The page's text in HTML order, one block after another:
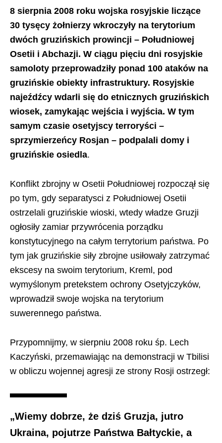
8 sierpnia 2008 roku wojska rosyjskie liczące
30 tysęcy żołnierzy wkroczyły na terytorium
dwóch gruzińskich prowincji – Południowej
Osetii i Abchazji. W ciągu pięciu dni rosyjskie
samoloty przeprowadziły ponad 100 ataków na
gruzińskie obiekty infrastruktury. Rosyjskie
najeźdźcy wdarli się do etnicznych gruzińskich
wiosek, zamykając wejścia i wyjścia. W tym
samym czasie osetyjscy terroryści –
sprzymierzeńcy Rosjan – podpalali domy i
gruzińskie osiedla.
Konflikt zbrojny w Osetii Południowej rozpoczął się
po tym, gdy separatysci z Południowej Osetii
ostrzelali gruzińskie wioski, wtedy władze Gruzji
ogłosiły zamiar przywrócenia porządku
konstytucyjnego na całym terrytorium państwa. Po
tym jak gruzińskie siły zbrojne usiłowały zatrzymać
ekscesy na swoim terytorium, Kreml, pod
wymyślonym pretekstem ochrony Osetyjczyków,
wprowadził swoje wojska na terytorium
suwerennego państwa.
Przypomnijmy, w sierpniu 2008 roku śp. Lech
Kaczyński, przemawiając na demonstracji w Tbilisi
w obliczu wojennej agresji ze strony Rosji ostrzegł:
„Wiemy dobrze, że dziś Gruzja, jutro
Ukraina, pojutrze Państwa Bałtyckie, a